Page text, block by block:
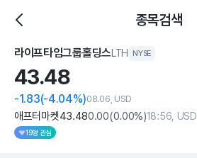
종목검색
라이프타임그룹홀딩스LTH NYSE
43.48
-1.83(-4.04%)08.06, USD
애프터마켓43.480.00(0.00%)18:56, USD
19명 관심